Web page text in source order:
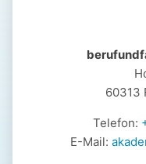
60313
Telefon:
E-Mail: